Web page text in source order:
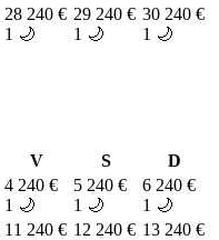
28 240 €
1 🌙
29 240 €
1 🌙
30 240 €
1 🌙
V S
D
4 240 €
1 🌙
5 240 €
1 🌙
6 240 €
1 🌙
11 240 € 12 240 € 13 240 €